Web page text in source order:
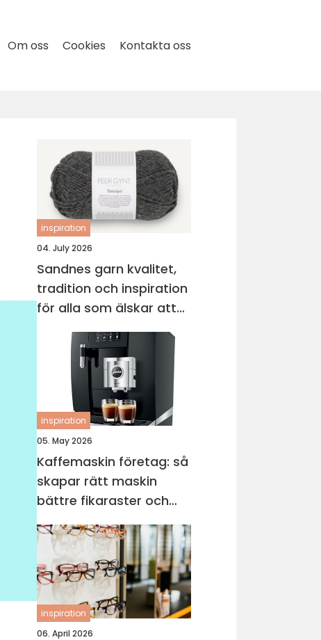
Om oss Cookies Kontakta oss
inspiration
04. July 2026
Sandnes garn kvalitet,
tradition och inspiration
för alla som älskar att
sticka
inspiration
05. May 2026
Kaffemaskin företag: så
skapar rätt maskin
bättre fikaraster och
nöjdare medarbetare
inspiration
06. April 2026